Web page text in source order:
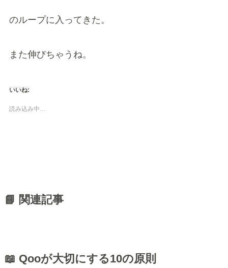
のループに入ってきた。
また伸びちゃうね。
いいね:
読み込み中…
📘 関連記事
📖 Qooが大切にする10の原則